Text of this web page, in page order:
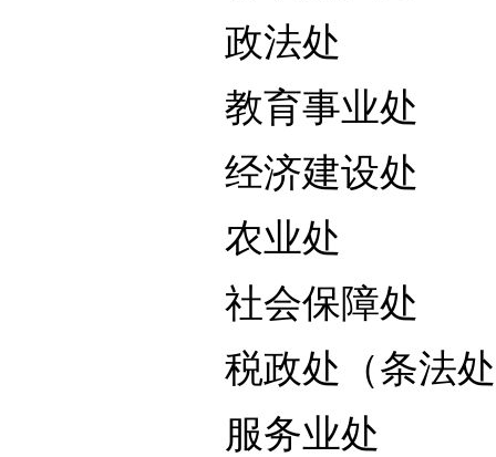
政法处
教育事业处
经济建设处
农业处
社会保障处
税政处（条法
服务业处